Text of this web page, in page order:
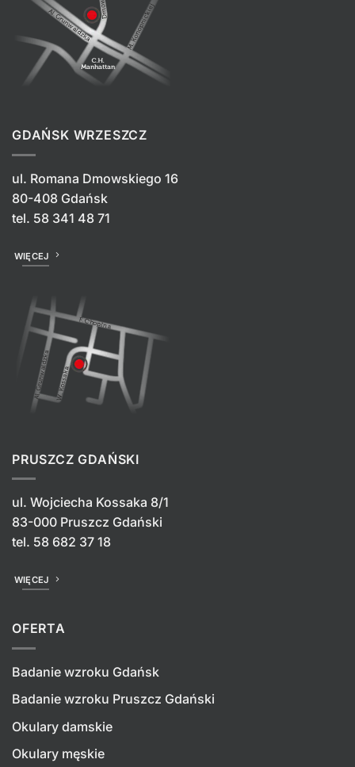
GDAŃSK WRZESZCZ
ul. Romana Dmowskiego 16
80-408 Gdańsk
tel. 58 341 48 71
WIĘCEJ
PRUSZCZ GDAŃSKI
ul. Wojciecha Kossaka 8/1
83-000 Pruszcz Gdański
tel. 58 682 37 18
WIĘCEJ
OFERTA
Badanie wzroku Gdańsk
Badanie wzroku Pruszcz Gdański
Okulary damskie
Okulary męskie